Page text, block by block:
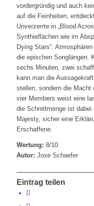
vordergründig und auch
auf die Feinheiten,
Unverzerrte in „Blood
Synthieflächen wie im
Dying Stars“.
die epischen Songlängen.
sechs Minuten, zwei
kann man die
stellen, sondern die Macht
vier Members weist eine
die Schnittmenge ist
Majesty, sicher eine
Erschaffene.
Wertung: 8/10
Autor: Joxe Schaefer
Eintrag teilen